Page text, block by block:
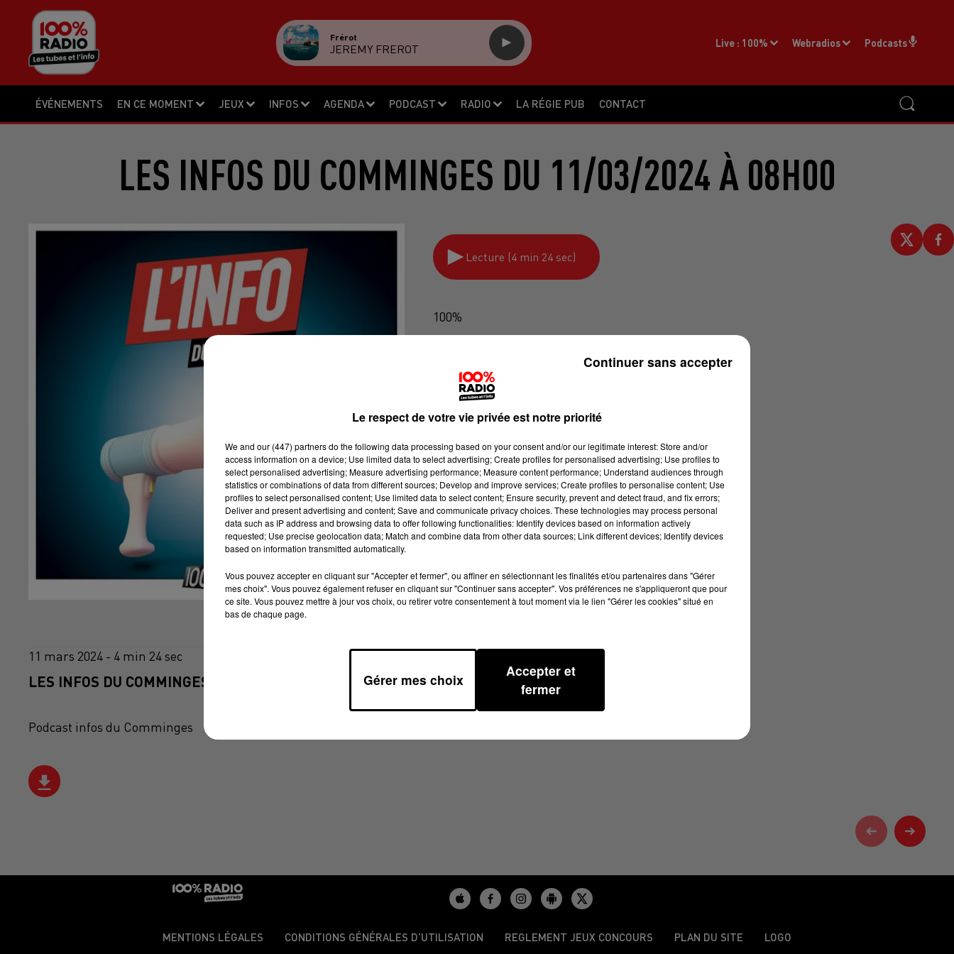
ÉVÉNEMENTS EN CE MOMENT JEUX INFOS AGENDA PODCAST RADIO LA RÉGIE PUB CONTACT
Live : 100% Webradios Podcasts
Frérot
JEREMY FREROT
LES INFOS DU COMMINGES DU 11/03/2024 À 08H00
Lecture (4 min 24 sec)
100%
11 mars 2024 - 4 min 24 sec
LES INFOS DU COMMINGES DU 11/03/2024 À 08H00
Podcast infos du Comminges
MENTIONS LÉGALES CONDITIONS GÉNÉRALES D’UTILISATION REGLEMENT JEUX CONCOURS PLAN DU SITE LOGO
Le respect de votre vie privée est notre priorité
We and our (447) partnersdo the following data processing based on your consent and/or our legitimate interest: Store and/or
access information on a device; Use limited data to select advertising; Create profiles for personalised advertising; Use profiles to
select personalised advertising; Measure advertising performance; Measure content performance; Understand audiences through
statistics or combinations of data from different sources; Develop and improve services; Create profiles to personalise content; Use
profiles to select personalised content; Use limited data to select content; Ensure security, prevent and detect fraud, and fix errors;
Deliver and present advertising and content; Save and communicate privacy choices. These technologies may process personal
data such as IP address and browsing data to offer following functionalities: Identify devices based on information actively
requested; Use precise geolocation data; Match and combine data from other data sources; Link different devices; Identify devices
based on information transmitted automatically.
Vous pouvez accepter en cliquant sur "Accepter et fermer", ou affiner en sélectionnant les finalités et/ou partenaires dans "Gérer
mes choix". Vous pouvez également refuser en cliquant sur "Continuer sans accepter". Vos préférences ne s'appliqueront que pour
ce site. Vous pouvez mettre à jour vos choix, ou retirer votre consentement à tout moment via le lien "Gérer les cookies" situé en
bas de chaque page.
Gérer mes choix
Accepter et
fermer
Continuer sans accepter